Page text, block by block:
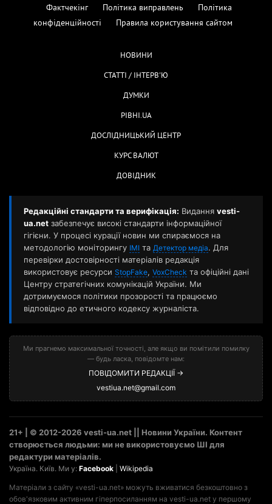
Фактчекінг
Політика виправлень
Політика
конфіденційності
Правила користування сайтом
НОВИНИ
СТАТТІ / ІНТЕРВ'Ю
ДУМКИ
РІВНІ.UA
ДОСЛІДНИЦЬКИЙ ЦЕНТР
КУРС ВАЛЮТ
ДОВІДНИК
Редакційні стандарти та верифікація: Видання vesti-
ua.net забезпечує високі стандарти інформаційної
гігієни. У процесі курації новин ми спираємося на
методологію моніторингу ІМІ та Детектор медіа. Для
перевірки достовірності матеріалів редакція
використовує ресурси StopFake, VoxCheck та офіційні дані
Центру стратегічних комунікацій України. Ми
дотримуємося політики прозорості та працюємо
відповідно до етичного кодексу журналіста.
Ми прагнемо максимальної точності, але якщо ви помітили помилку
— будь ласка, повідомте нам:
ПОВІДОМИТИ РЕДАКЦІЇ →
vestiua.net@gmail.com
21+ | © 2012-2026 vesti-ua.net || Новини України. Контент
створюється людьми: ми не використовуємо ШІ для
редактури матеріалів.
Україна. Київ. Ми у: Facebook Wikipedia
Матеріали з сайту «vesti-ua.net» можуть вживатися безкоштовно з
обов'язковим активним гіперпосиланням на vesti-ua.net у першому